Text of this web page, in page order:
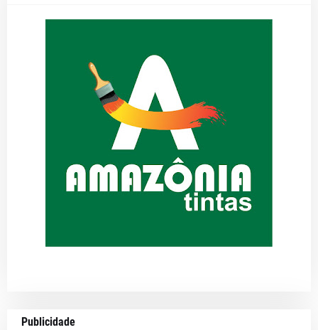
Publicidade